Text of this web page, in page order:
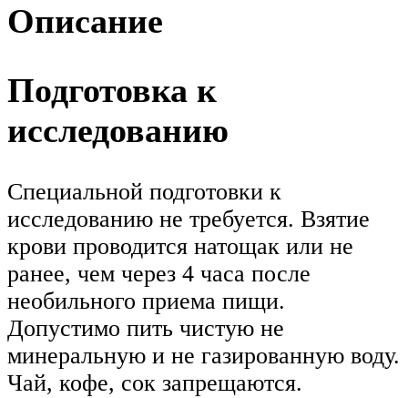
Описание
Подготовка к
исследованию
Специальной подготовки к
исследованию не требуется. Взятие
крови проводится натощак или не
ранее, чем через 4 часа после
необильного приема пищи.
Допустимо пить чистую не
минеральную и не газированную воду.
Чай, кофе, сок запрещаются.